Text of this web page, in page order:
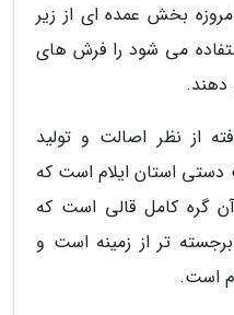
بخش عمده ای از زیر
می شود را فرش های
دهند.
از نظر اصالت و تولید
استان ایلام است که
گره کامل قالی است که
تر از زمینه است و
است.